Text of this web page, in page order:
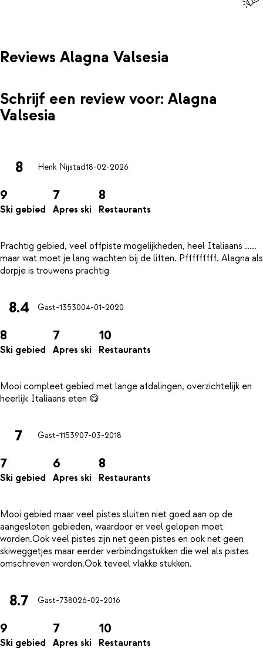
Reviews Alagna Valsesia
Schrijf een review voor: Alagna
Valsesia
8 Henk Nijstad18-02-2026
9
Ski gebied
7
Apres ski
8
Restaurants
Prachtig gebied, veel offpiste mogelijkheden, heel Italiaans .....
maar wat moet je lang wachten bij de liften. Pfffffffff. Alagna als
8.4 Gast-1353004-01-2020
8
Ski gebied
7
Apres ski
10
Restaurants
Mooi compleet gebied met lange afdalingen, overzichtelijk en
7 Gast-1153907-03-2018
7
Ski gebied
6
Apres ski
8
Restaurants
Mooi gebied maar veel pistes sluiten niet goed aan op de
aangesloten gebieden, waardoor er veel gelopen moet
worden.Ook veel pistes zijn net geen pistes en ook net geen
skiweggetjes maar eerder verbindingstukken die wel als pistes
8.7 Gast-738026-02-2016
9
Ski gebied
7
Apres ski
10
Restaurants